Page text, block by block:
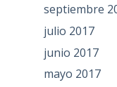
septiembre
julio 2017
junio 2017
mayo 2017